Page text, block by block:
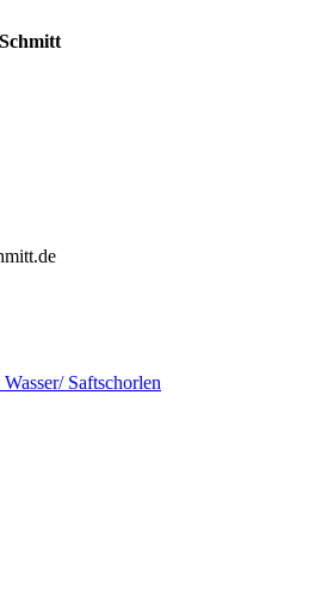
Saftschorlen